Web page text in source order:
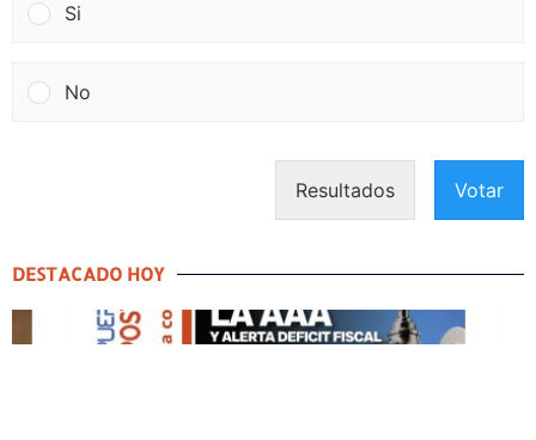
Si
No
Resultados Votar
DESTACADO HOY